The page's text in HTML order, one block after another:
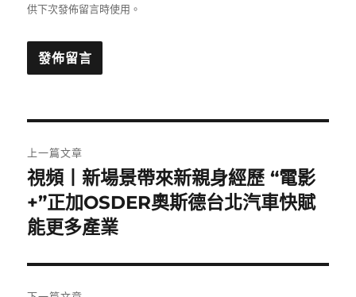
供下次發佈留言時使用。
章
導
覽
上一篇文章
上
一
篇
章:
視頻丨新場景帶來新親身經歷 “電影
+”正加OSDER奧斯德台北汽車快賦
能更多產業